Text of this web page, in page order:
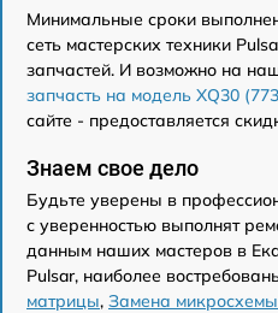
Минимальные сроки
сеть мастерских техники
запчастей. И возможно на
запчасть на модель XQ30
сайте - предоставляется
Знаем свое дело
Будьте уверены в
с уверенностью выполнят
данным наших мастеров в
Pulsar, наиболее
матрицы, Замена микросхемы